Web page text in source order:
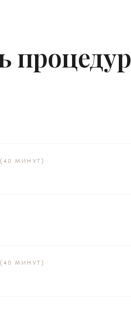
процедур
МИНУТ)
МИНУТ)